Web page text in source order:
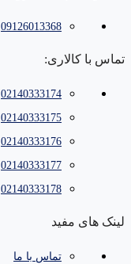
09126013368
تماس با کالاری:
02140333174
02140333175
02140333176
02140333177
02140333178
لینک های مفید
تماس با ما